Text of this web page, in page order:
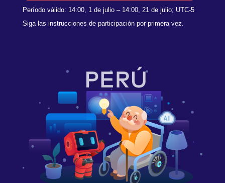
Período válido: 14:00, 1 de julio– 14:00, 21 de julio; UTC-5
Siga las instrucciones de participación por primera vez.